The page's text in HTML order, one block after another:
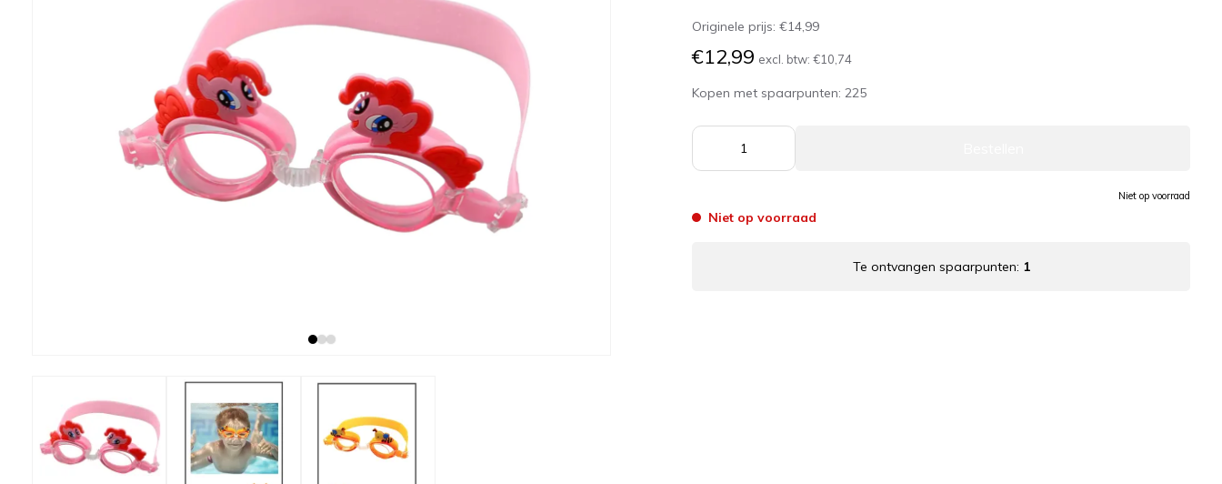
Originele prijs:€14,99
€12,99 excl. btw:€10,74
Kopen met spaarpunten:225
Niet op voorraad
Niet op voorraad
Te ontvangen spaarpunten: 1